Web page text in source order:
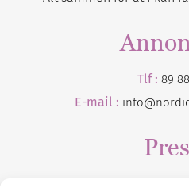
Tlf : 89
E-mail :
Tilmeld dig vores